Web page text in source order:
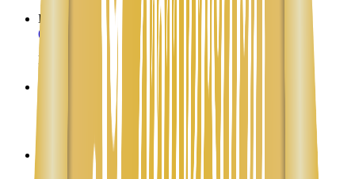
Davey
(323) 953-8100
Envíos a Nicaragua desde Davey
NE
(323) 953-8100
Envíos a Nicaragua desde David City
NE
(323) 953-8100